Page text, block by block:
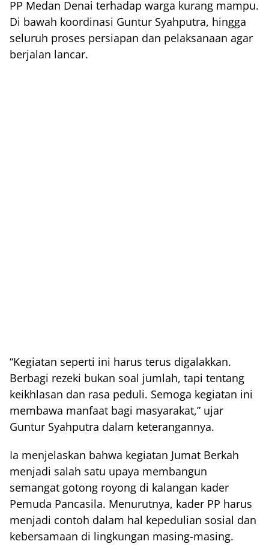
PP Medan Denai terhadap warga kurang mampu.
Di bawah koordinasi Guntur Syahputra, hingga
seluruh proses persiapan dan pelaksanaan agar
berjalan lancar.
“Kegiatan seperti ini harus terus digalakkan.
Berbagi rezeki bukan soal jumlah, tapi tentang
keikhlasan dan rasa peduli. Semoga kegiatan ini
membawa manfaat bagi masyarakat,” ujar
Guntur Syahputra dalam keterangannya.
Ia menjelaskan bahwa kegiatan Jumat Berkah
menjadi salah satu upaya membangun
semangat gotong royong di kalangan kader
Pemuda Pancasila. Menurutnya, kader PP harus
menjadi contoh dalam hal kepedulian sosial dan
kebersamaan di lingkungan masing-masing.